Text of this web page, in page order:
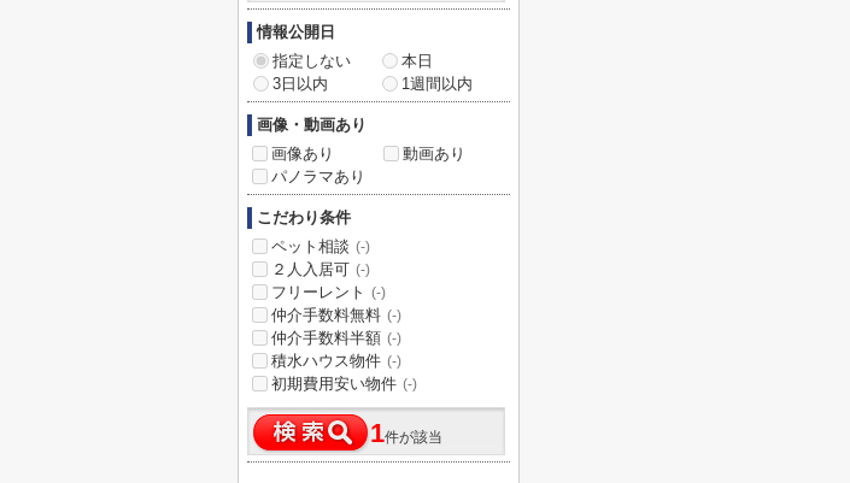
情報公開日
指定しない
本日
3日以内
1週間以内
画像・動画あり
画像あり
動画あり
パノラマあり
こだわり条件
ペット相談 (-)
２人入居可 (-)
フリーレント (-)
仲介手数料無料 (-)
仲介手数料半額 (-)
積水ハウス物件 (-)
初期費用安い物件 (-)
1件が該当